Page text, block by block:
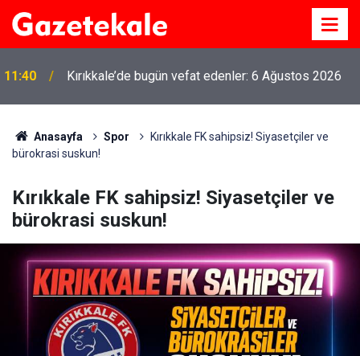
11:40 Kırıkkale’de bugün vefat edenler: 6 Ağustos 2026
Anasayfa Spor
Kırıkkale FK sahipsiz! Siyasetçiler ve
bürokrasi suskun!
Kırıkkale FK sahipsiz! Siyasetçiler ve
bürokrasi suskun!